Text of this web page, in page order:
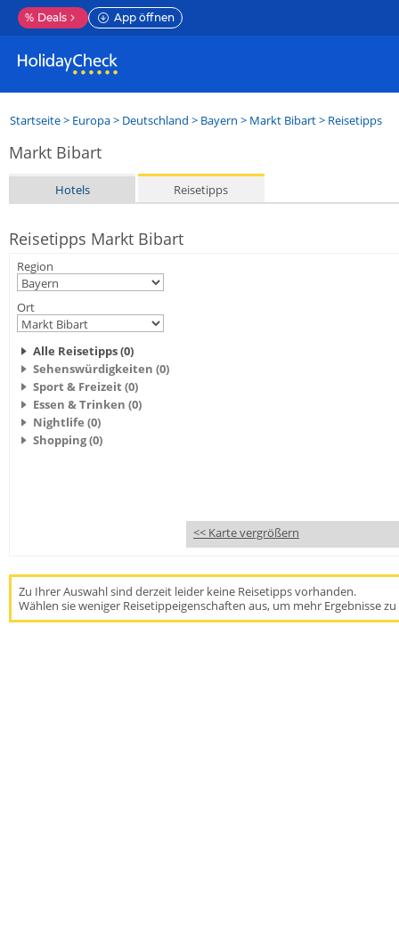
% Deals App öffnen
Startseite> Europa> Deutschland > Bayern > Markt Bibart> Reisetipps
Markt Bibart
Hotels Reisetipps
Reisetipps Markt Bibart
Region
Ort
Alle Reisetipps (0)
Sehenswürdigkeiten (0)
Sport & Freizeit (0)
Essen & Trinken (0)
Nightlife (0)
Shopping (0)
<< Karte vergrößern
Zu Ihrer Auswahl sind derzeit leider keine Reisetipps vorhanden.
Wählen sie weniger Reisetippeigenschaften aus, um mehr Ergebnisse